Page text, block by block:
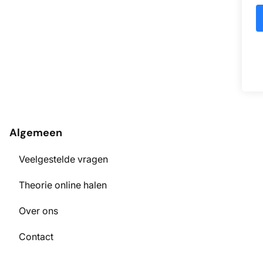
Algemeen
Veelgestelde vragen
Theorie online halen
Over ons
Contact